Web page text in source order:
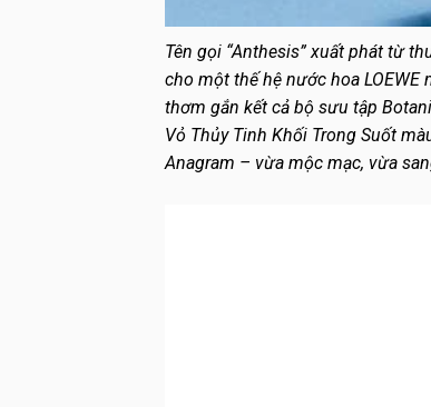
Tên gọi “Anthesis” xuất phát từ
cho một thế hệ nước hoa
thơm gắn kết cả bộ sưu tập
Vỏ Thủy Tinh Khối Trong Suốt
Anagram – vừa mộc mạc, vừa